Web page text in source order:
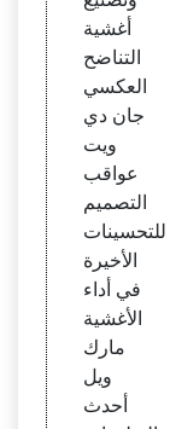
أغشية
التناضح
العكسي
جان دي
ويت
عواقب
التصميم
للتحسينات
الأخيرة
في أداء
الأغشية
مارك
ويل
أحدث